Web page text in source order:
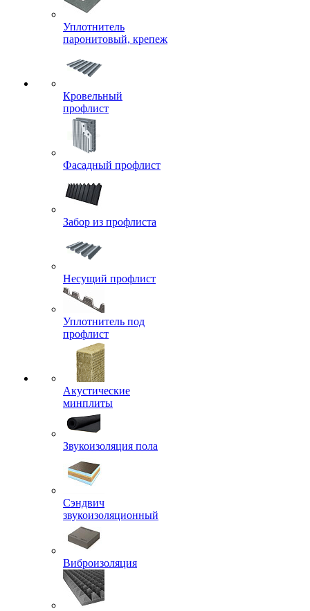
Уплотнитель
паронитовый, крепеж
Кровельный
профлист
Фасадный профлист
Забор из профлиста
Несущий профлист
Уплотнитель под
профлист
Акустические
минплиты
Звукоизоляция пола
Сэндвич
звукоизоляционный
Виброизоляция